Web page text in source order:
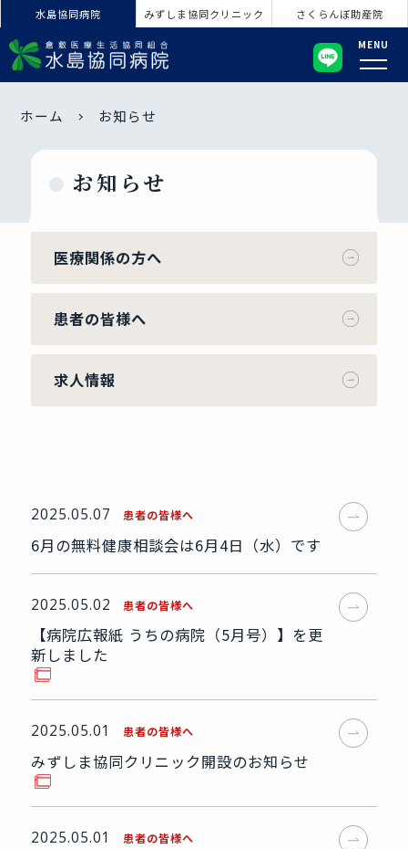
水島協同病院 みずしま協同クリニック さくらんぼ助産院
MENU
ホーム お知らせ
お知らせ
医療関係の方へ
患者の皆様へ
求人情報
2025.05.07 患者の皆様へ
6月の無料健康相談会は6月4日（水）です
2025.05.02 患者の皆様へ
【病院広報紙 うちの病院（5月号）】を更
新しました
2025.05.01 患者の皆様へ
みずしま協同クリニック開設のお知らせ
2025.05.01 患者の皆様へ